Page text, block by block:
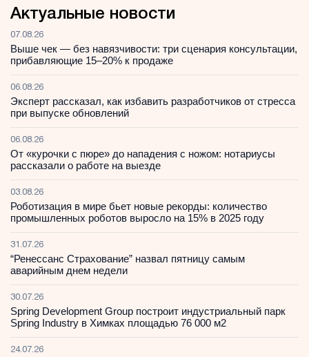
Актуальные новости
07.08.26
Выше чек — без навязчивости: три сценария консультации,
прибавляющие 15–20% к продаже
06.08.26
Эксперт рассказал, как избавить разработчиков от стресса
при выпуске обновлений
06.08.26
От «курочки с пюре» до нападения с ножом: нотариусы
рассказали о работе на выезде
03.08.26
Роботизация в мире бьет новые рекорды: количество
промышленных роботов выросло на 15% в 2025 году
31.07.26
“Ренессанс Страхование” назвал пятницу самым
аварийным днем недели
30.07.26
Spring Development Group построит индустриальный парк
Spring Industry в Химках площадью 76 000 м2
24.07.26